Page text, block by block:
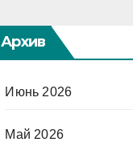
Архив
Июнь 2026
Май 2026